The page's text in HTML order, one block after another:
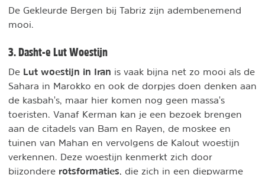
De Gekleurde Bergen bij Tabriz zijn adembenemend
mooi.
3. Dasht-e Lut Woestijn
De Lut woestijn in Iran is vaak bijna net zo mooi als de
Sahara in Marokko en ook de dorpjes doen denken aan
de kasbah's, maar hier komen nog geen massa's
toeristen. Vanaf Kerman kan je een bezoek brengen
aan de citadels van Bam en Rayen, de moskee en
tuinen van Mahan en vervolgens de Kalout woestijn
verkennen. Deze woestijn kenmerkt zich door
bijzondere rotsformaties , die zich in een diepwarme